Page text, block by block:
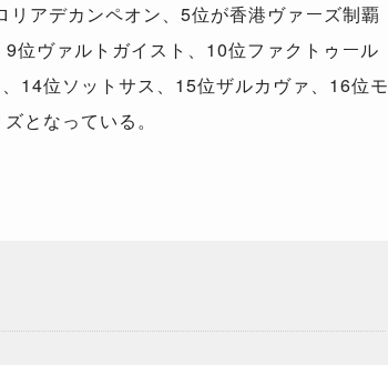
アデカンペオン、5位が香港ヴァーズ制覇
位ヴァルトガイスト、10位ファクトゥール
14位ソットサス、15位ザルカヴァ、16位モ
となっている。